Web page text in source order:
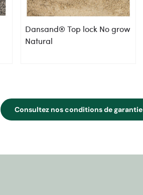
Dansand® Top lock No grow
Natural
Consultez nos conditions de garantie